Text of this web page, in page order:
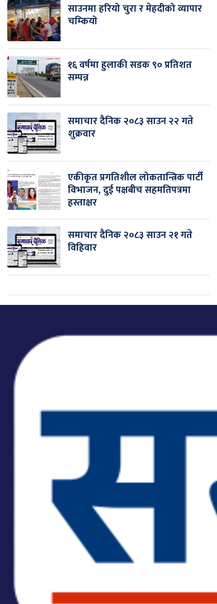
साउनमा हरियो चुरा र मेहदीको व्यापार
चम्कियो
१६ वर्षमा हुलाकी सडक ९० प्रतिशत
सम्पन्न
समाचार दैनिक २०८३ साउन २२ गते
शुक्रवार
एकीकृत प्रगतिशील लोकतान्त्रिक पार्टी
विभाजन, दुई पक्षबीच सहमतिपत्रमा
हस्ताक्षर
समाचार दैनिक २०८३ साउन २१ गते
विहिवार